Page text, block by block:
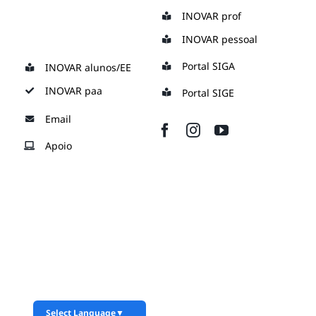
content
INOVAR prof
INOVAR pessoal
INOVAR alunos/EE
INOVAR paa
Portal SIGA
Portal SIGE
Email
Apoio
Select Language▼